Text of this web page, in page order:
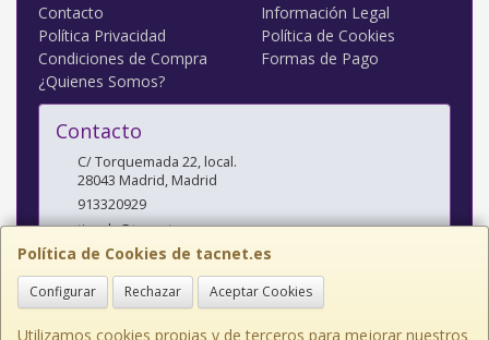
Política de Cookies de tacnet.es
Configurar Rechazar Aceptar Cookies
Utilizamos cookies propias y de terceros para mejorar nuestros
Contacto
Información Legal
Política Privacidad
Política de Cookies
Condiciones de Compra
Formas de Pago
¿Quienes Somos?
Contacto
C/ Torquemada 22, local.
28043 Madrid,Madrid
913320929
tienda@tacnet.es
Horario
L a V: 10:00-14:00 y 16:30-20:00 S: 10:30-14:00